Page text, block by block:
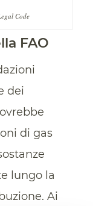
Code
FAO
dei
di gas
lungo la
Ai